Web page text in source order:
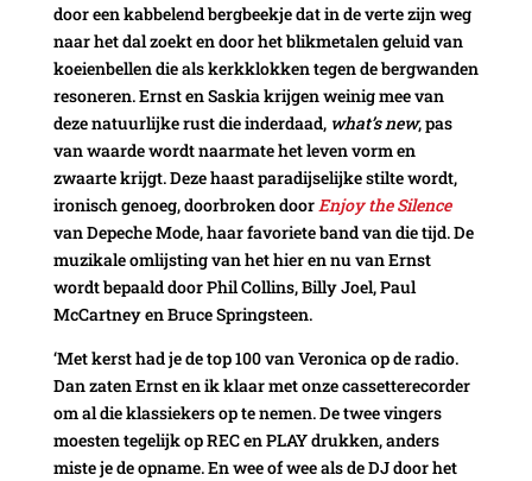
door een kabbelend bergbeekje dat in de verte zijn weg
naar het dal zoekt en door het blikmetalen geluid van
koeienbellen die als kerkklokken tegen de bergwanden
resoneren. Ernst en Saskia krijgen weinig mee van
deze natuurlijke rust die inderdaad, what’s new, pas
van waarde wordt naarmate het leven vorm en
zwaarte krijgt. Deze haast paradijselijke stilte wordt,
ironisch genoeg, doorbroken doorEnjoy the Silence
van Depeche Mode, haar favoriete band van die tijd. De
muzikale omlijsting van het hier en nu van Ernst
wordt bepaald door Phil Collins, Billy Joel, Paul
McCartney en Bruce Springsteen.
‘Met kerst had je de top 100 van Veronica op de radio.
Dan zaten Ernst en ik klaar met onze cassetterecorder
om al die klassiekers op te nemen. De twee vingers
moesten tegelijk op REC en PLAY drukken, anders
miste je de opname. En wee of wee als de DJ door het